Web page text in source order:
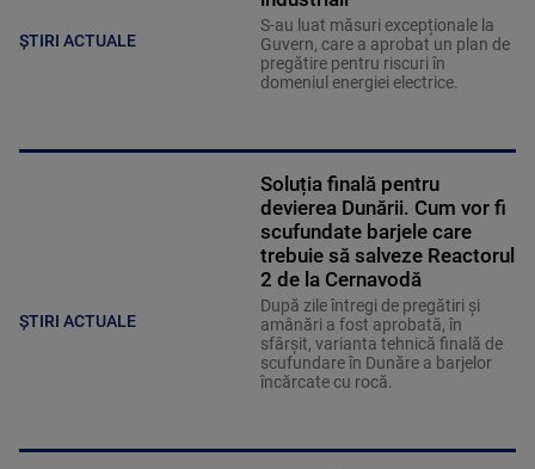
ȘTIRI ACTUALE
S-au luat măsuri excepționale la
Guvern, care a aprobat un plan de
pregătire pentru riscuri în
domeniul energiei electrice.
ȘTIRI ACTUALE
Soluția finală pentru
devierea Dunării. Cum vor fi
scufundate barjele care
trebuie să salveze Reactorul
2 de la Cernavodă
După zile întregi de pregătiri și
amânări a fost aprobată, în
sfârșit, varianta tehnică finală de
scufundare în Dunăre a barjelor
încărcate cu rocă.